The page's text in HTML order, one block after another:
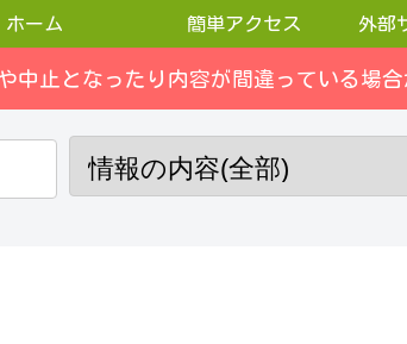
ホーム 簡単アクセス 外部
中止となったり内容が間違っている場